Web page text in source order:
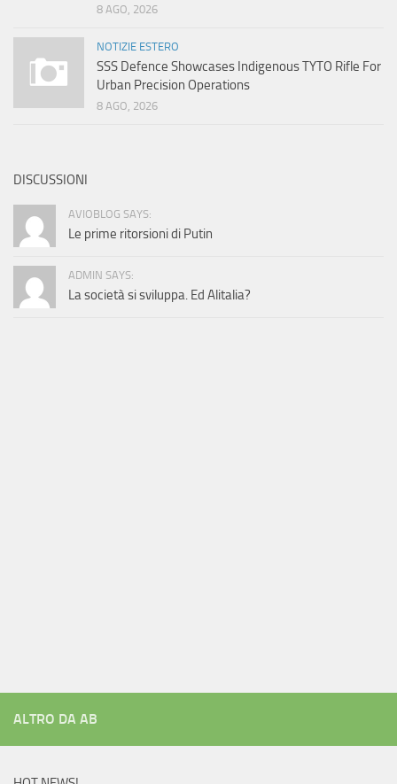
8 AGO, 2026
NOTIZIE ESTERO
SSS Defence Showcases Indigenous TYTO Rifle For
Urban Precision Operations
8 AGO, 2026
DISCUSSIONI
AVIOBLOG SAYS:
Le prime ritorsioni di Putin
ADMIN SAYS:
La società si sviluppa. Ed Alitalia?
ALTRO DA AB